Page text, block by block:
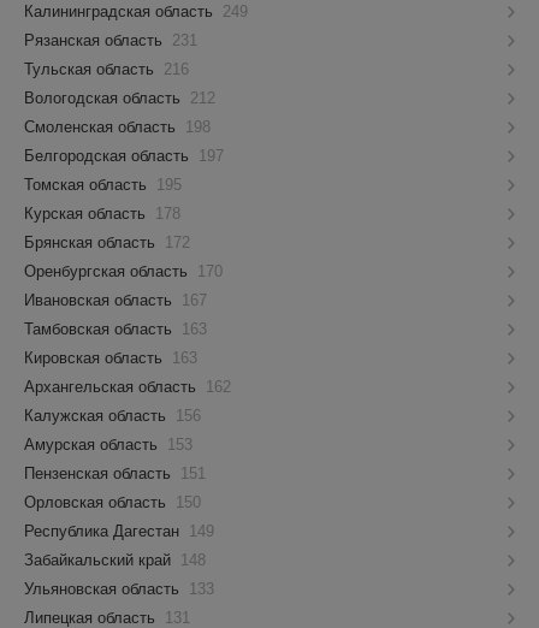
Калининградская область
249
Рязанская область
231
Тульская область
216
Вологодская область
212
Смоленская область
198
Белгородская область
197
Томская область
195
Курская область
178
Брянская область
172
Оренбургская область
170
Ивановская область
167
Тамбовская область
163
Кировская область
163
Архангельская область
162
Калужская область
156
Амурская область
153
Пензенская область
151
Орловская область
150
Республика Дагестан
149
Забайкальский край
148
Ульяновская область
133
Липецкая область
131